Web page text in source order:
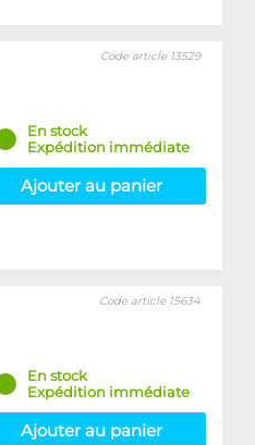
Code article 13529
En stock
Expédition immédiate
Ajouter au panier
Code article 15634
En stock
Expédition immédiate
Ajouter au panier